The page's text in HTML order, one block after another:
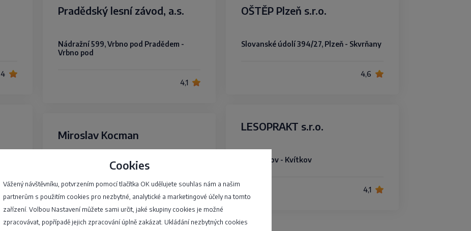
Cookies
Vážený návštěvníku, potvrzením pomocí tlačítka OK udělujete souhlas nám a našim
partnerům s použitím cookies pro nezbytné, analytické a marketingové účely na tomto
zařízení. Volbou Nastavení můžete sami určit, jaké skupiny cookies je možné
zpracovávat, popřípadě jejich zpracování úplně zakázat. Ukládání nezbytných cookies
4
Pradědský lesní závod, a.s.
Nádražní 599, Vrbno pod Pradědem -
Vrbno pod
4,1
Miroslav Kocman
nebytových zástavbách. Kácení dřevin v
stromů, výsadba stromů, péče…
OŠTĚP Plzeň s.r.o.
Slovanské údolí 394/27, Plzeň - Skvrňany
4,6
LESOPRAKT s.r.o.
61, Kvítkov - Kvítkov
4,1